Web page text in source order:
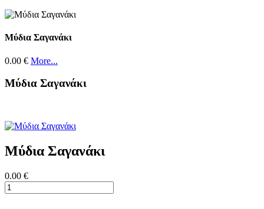
Μύδια Σαγανάκι
0.00 € More...
Μύδια Σαγανάκι
Μύδια Σαγανάκι
0.00 €